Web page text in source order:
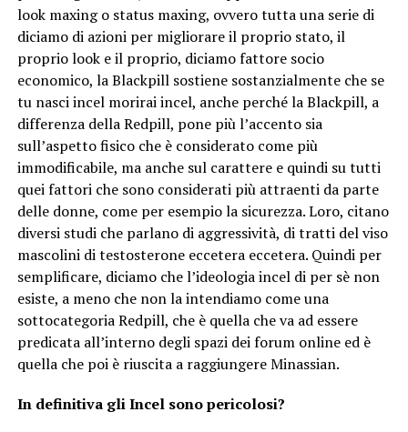
look maxing o status maxing, ovvero tutta una serie di
diciamo di azioni per migliorare il proprio stato, il
proprio look e il proprio, diciamo fattore socio
economico, la Blackpill sostiene sostanzialmente che se
tu nasci incel morirai incel, anche perché la Blackpill, a
differenza della Redpill, pone più l’accento sia
sull’aspetto fisico che è considerato come più
immodificabile, ma anche sul carattere e quindi su tutti
quei fattori che sono considerati più attraenti da parte
delle donne, come per esempio la sicurezza. Loro, citano
diversi studi che parlano di aggressività, di tratti del viso
mascolini di testosterone eccetera eccetera. Quindi per
semplificare, diciamo che l’ideologia incel di per sè non
esiste, a meno che non la intendiamo come una
sottocategoria Redpill, che è quella che va ad essere
predicata all’interno degli spazi dei forum online ed è
quella che poi è riuscita a raggiungere Minassian.
In definitiva gli Incel sono pericolosi?